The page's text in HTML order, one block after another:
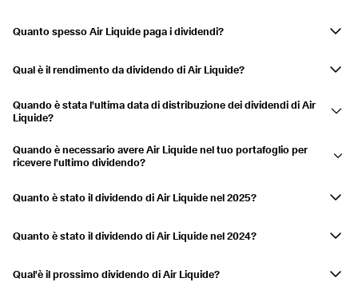
2017
Pagato
15.05.2017 17.05.2017 2,33%
Pagato
23.05.2016
2015
2,23%
Quanto spesso Air Liquide paga i dividendi?
Qual è il rendimento da dividendo di Air Liquide?
cresciuti del 14,19% negli ultimi 3 anni.
Quando è stata l'ultima data di distribuzione dei dividendi di Air
Liquide?
Quando è necessario avere Air Liquide nel tuo portafoglio per
ricevere l'ultimo dividendo?
distribuzione.
Quanto è stato il dividendo di Air Liquide nel 2025?
Quanto è stato il dividendo di Air Liquide nel 2024?
Qual'è il prossimo dividendo di Air Liquide?